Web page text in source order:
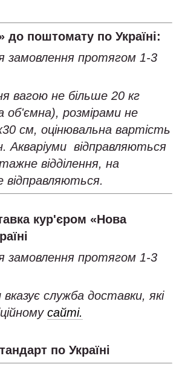
до поштомату по Україні:
замовлення протягом 1-3
вагою не більше 20 кг
розмірами не
см, оцінювальна вартість
Акваріуми відправляються
відділення, на
кур'єром «Нова
замовлення протягом 1-3
служба доставки, які
сайті.
по Україні